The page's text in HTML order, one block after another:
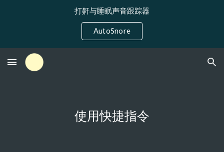
打鼾与睡眠声音跟踪器
AutoSnore
使用快捷指令